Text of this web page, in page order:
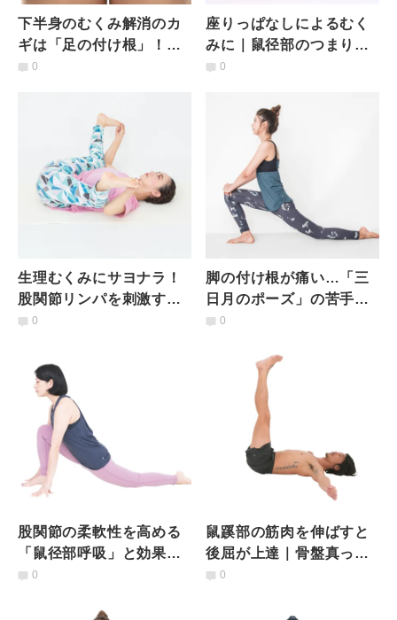
下半身のむくみ解消のカ
ギは「足の付け根」！股
関節をゆるめる2つの簡単
0
座りっぱなしによるむく
みに｜鼠径部のつまりを
とるストレッチ
0
生理むくみにサヨナラ！
股関節リンパを刺激する
メソッド
0
脚の付け根が痛い…「三
日月のポーズ」の苦手を
克服する２つのコツ
0
股関節の柔軟性を高める
「鼠径部呼吸」と効果を
高める2つの方法
0
鼠蹊部の筋肉を伸ばすと
後屈が上達｜骨盤真っす
ぐ練習法
0